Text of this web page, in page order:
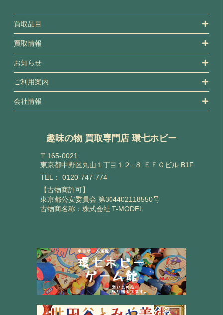
買取品目
買取情報
お知らせ
ご利用案内
会社情報
趣味の物 買取専門店 環七ホビー
〒165-0021
東京都中野区丸山１丁目１２−８ ＥＦＧビル B1F
TEL： 0120-747-774
【古物商許可】
東京都公安委員会 第304402118550号
古物商名称：株式会社 T-MODEL